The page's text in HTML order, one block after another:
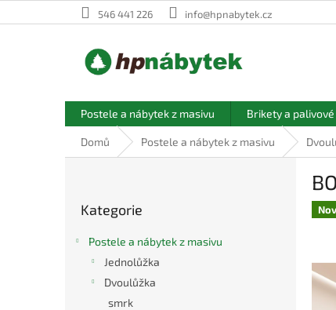
na
546 441 226 info@hpnabytek.cz
Postele a nábytek z masivu Brikety a
Domů Postele a nábytek z masivu
kategorie
Kategorie
Postele a nábytek z masivu
Jednolůžka
Dvoulůžka
smrk